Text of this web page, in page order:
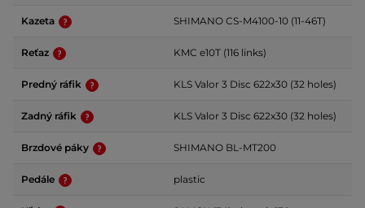
Kazeta SHIMANO CS-M4100-10 (11-46T)
Reťaz KMC e10T (116 links)
Predný ráfik KLS Valor 3 Disc 622x30 (32 holes)
Zadný ráfik KLS Valor 3 Disc 622x30 (32 holes)
Brzdové páky SHIMANO BL-MT200
Pedále plastic